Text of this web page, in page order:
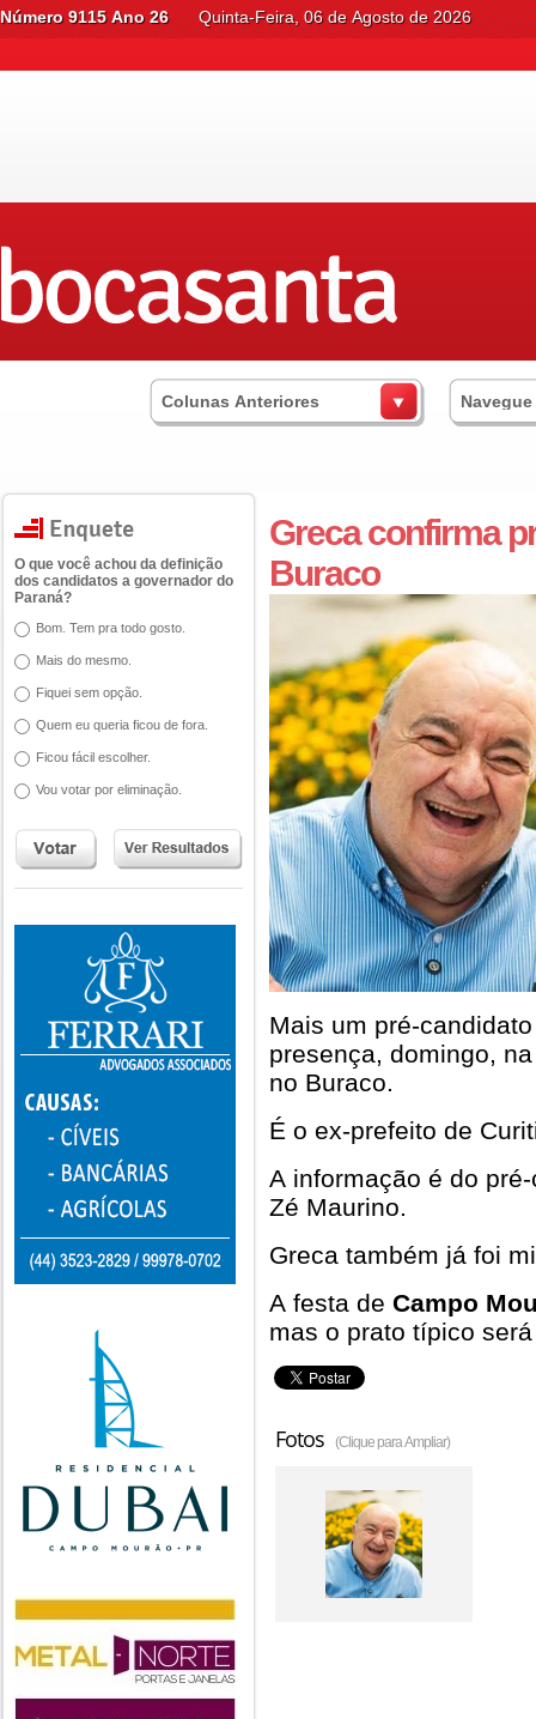
Número 9115 Ano 26 Quinta-Feira, 06 de Agosto de 2026
Colunas Anteriores
O que você achou da definição
dos candidatos a governador do
Paraná?
Bom. Tem pra todo gosto.
Mais do mesmo.
Fiquei sem opção.
Quem eu queria ficou de fora.
Ficou fácil escolher.
Vou votar por eliminação.
Greca confirma
Buraco
Mais um pré-
presença, domingo,
no Buraco.
É o ex-prefeito de
A informação é do
Zé Maurino.
Greca também já foi
A festa de Campo
mas o prato típico
Fotos (Clique para Ampliar)